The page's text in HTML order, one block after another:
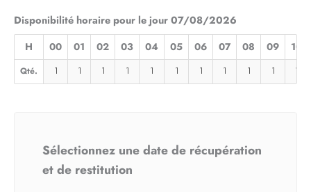
Disponibilité horaire pour le jour 07/08/2026
H 00 01 02 03 04 05 06 07 08 09 10
Qté. 1 1 1 1 1 1 1 1 1 1 1
Sélectionnez une date de récupération
et de restitution